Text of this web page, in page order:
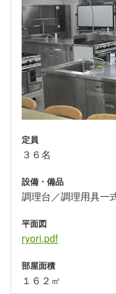
定員
３６名
設備・備品
調理台／調理用具一
平面図
ryori.pdf
部屋面積
１６２㎡